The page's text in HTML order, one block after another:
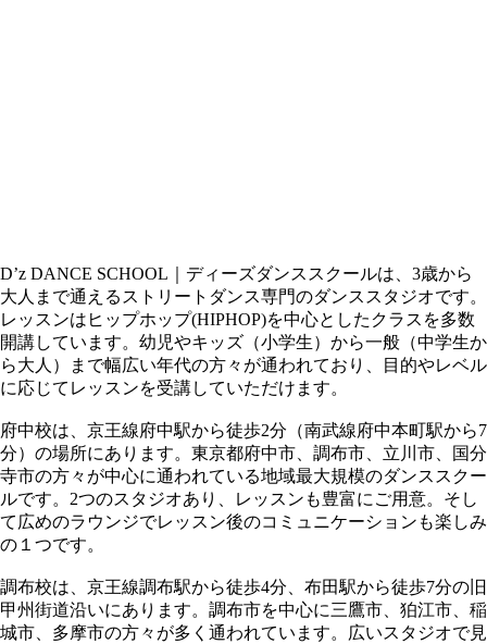
D’z DANCE SCHOOL｜ディーズダンススクールは、3歳から
大人まで通えるストリートダンス専門のダンススタジオです。
レッスンはヒップホップ(HIPHOP)を中心としたクラスを多数
開講しています。幼児やキッズ（小学生）から一般（中学生か
ら大人）まで幅広い年代の方々が通われており、目的やレベル
に応じてレッスンを受講していただけます。
府中校は、京王線府中駅から徒歩2分（南武線府中本町駅から7
分）の場所にあります。東京都府中市、調布市、立川市、国分
寺市の方々が中心に通われている地域最大規模のダンススクー
ルです。2つのスタジオあり、レッスンも豊富にご用意。そし
て広めのラウンジでレッスン後のコミュニケーションも楽しみ
の１つです。
調布校は、京王線調布駅から徒歩4分、布田駅から徒歩7分の旧
甲州街道沿いにあります。調布市を中心に三鷹市、狛江市、稲
城市、多摩市の方々が多く通われています。広いスタジオで見